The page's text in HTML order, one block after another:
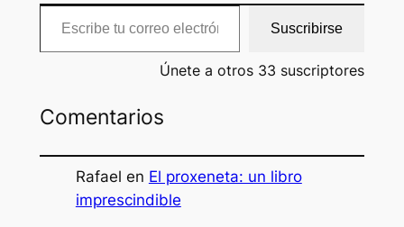
Escribe tu correo electrónico…
Suscribirse
Únete a otros 33 suscriptores
Comentarios
Rafael en El proxeneta: un libro
imprescindible